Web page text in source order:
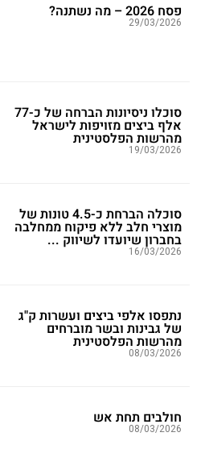
פסח 2026 – מה נשתנה?
29/03/2026
סוכלו ניסיונות הברחה של כ-77
אלף ביצים מזויפות לישראל
מהרשות הפלסטינית
19/03/2026
סוכלה הברחת כ-4.5 טונות של
מוצרי חלב ללא פיקוח ממחלבה
בחברון שיועדו לשיווק ...
16/03/2026
נתפסו אלפי ביצים ועשרות ק"ג
של גבינות ובשר מוברחים
מהרשות הפלסטינית
08/03/2026
חולבים תחת אש
08/03/2026